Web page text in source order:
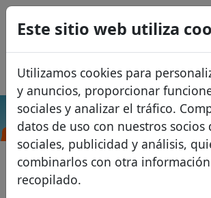
Este sitio web utiliza
Utilizamos cookies para
y anuncios, proporcionar
sociales y analizar el tráfico.
datos de uso con nuestros socios
sociales, publicidad y análisis,
combinarlos con otra
recopilado.
Dominios
Base de datos de dominios
Dominios africanos
Lista de precios
Buscar
USD
EUR
GBP
Français
Italiano
Português
Română
Eesti